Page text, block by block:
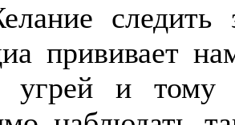
прививает
угрей и тому